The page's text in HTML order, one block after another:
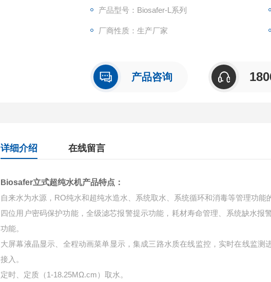
产品型号：Biosafer-L系列
厂商性质：生产厂家
产品咨询
详细介绍 在线留言
Biosafer立式超纯水机产品特点：
自来水为水源， RO纯水和超纯水造水、系统取水、系统循环和消毒等管理功能
四位用户密码保护功能， 全级滤芯报警提示功能，耗材寿命管理、 系统缺水报
功能。
大屏幕液晶显示、全程动画菜单显示，集成三路水质在线监控，实时在线监测进
接入。
定时、定质（1-18.25MΩ.cm）取水。